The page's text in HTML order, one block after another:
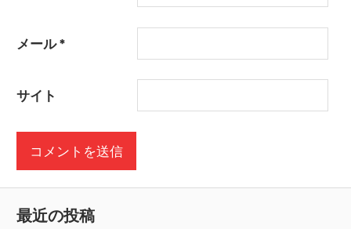
メール*
サイト
最近の投稿